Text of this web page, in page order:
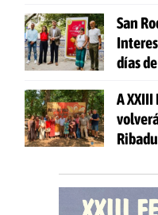
San
días
A XXIII
todas